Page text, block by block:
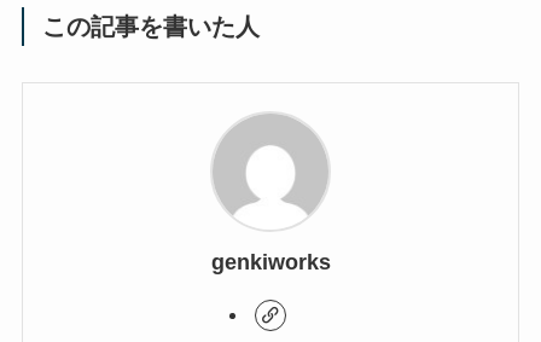
この記事を書いた人
genkiworks